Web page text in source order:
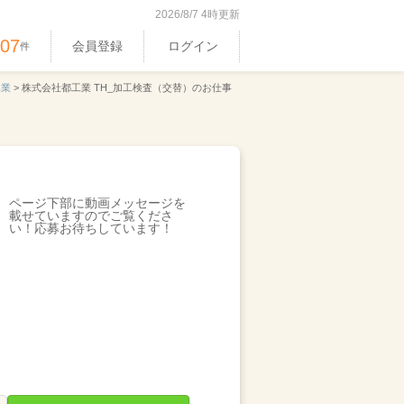
2026/8/7 4時更新
件 会員登録 ログイン
> 株式会社都工業 TH_加工検査（交替）のお仕事
ページ下部に動画メッセージを
載せていますのでご覧くださ
い！応募お待ちしています！